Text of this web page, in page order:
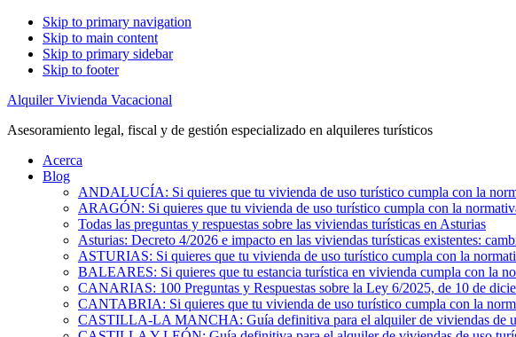
Skip to primary navigation
Skip to main content
Skip to primary sidebar
Skip to footer
Alquiler Vivienda Vacacional
Asesoramiento legal, fiscal y de gestión especializado en alquileres turísticos
Acerca
Blog
ANDALUCÍA: Si quieres que tu vivienda de uso turístico cumpla con la
ARAGÓN: Si quieres que tu vivienda de uso turístico cumpla con la
Todas las preguntas y respuestas sobre las viviendas turísticas en Asturias
Asturias: Decreto 4/2026 e impacto en las viviendas turísticas existentes:
ASTURIAS: Si quieres que tu vivienda de uso turístico cumpla con la
BALEARES: Si quieres que tu estancia turística en vivienda cumpla con la
CANARIAS: 100 Preguntas y Respuestas sobre la Ley 6/2025, de 10 de
CANTABRIA: Si quieres que tu vivienda de uso turístico cumpla con la
CASTILLA-LA MANCHA: Guía definitiva para el alquiler de viviendas de